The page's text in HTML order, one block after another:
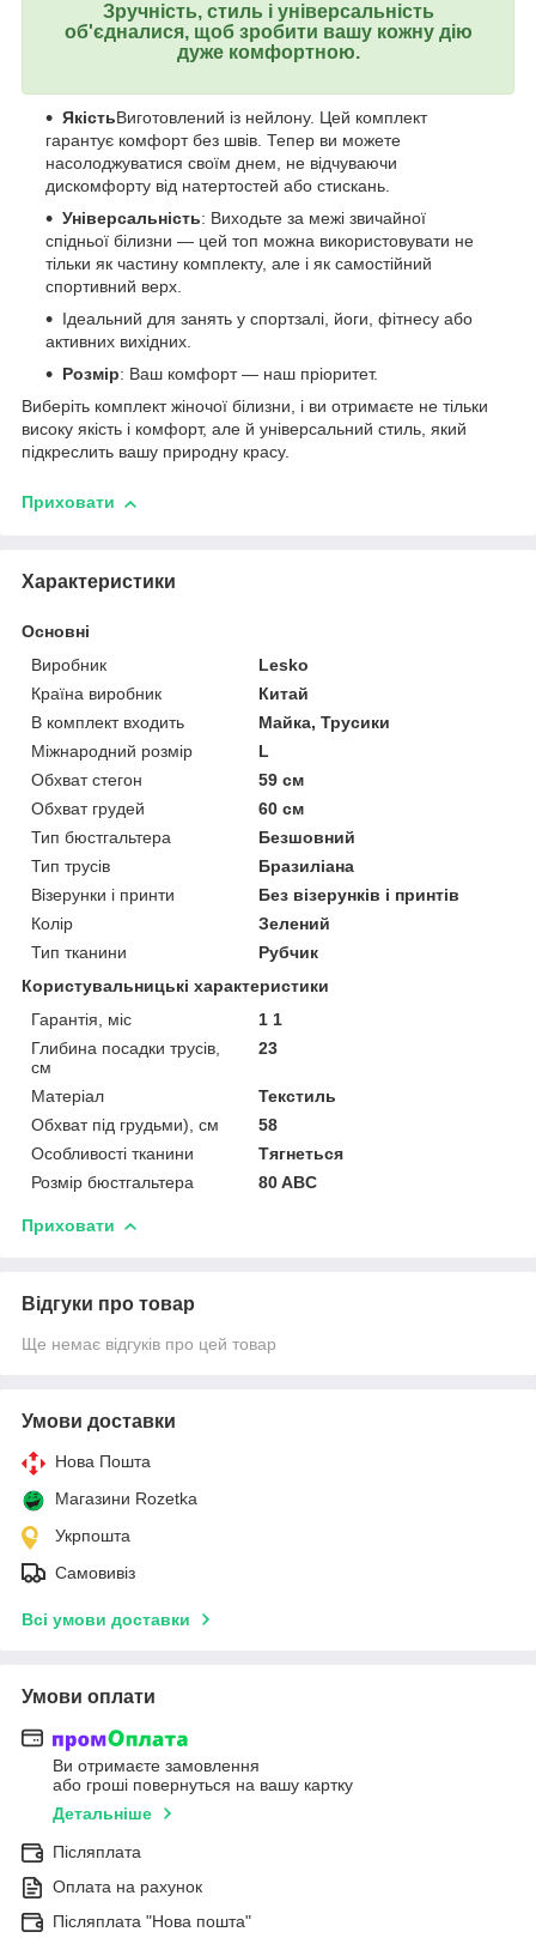
Зручність, стиль і універсальність
об'єдналися, щоб зробити вашу кожну дію
дуже комфортною.
ЯкістьВиготовлений із нейлону. Цей комплект
гарантує комфорт без швів. Тепер ви можете
насолоджуватися своїм днем, не відчуваючи
дискомфорту від натертостей або стискань.
Універсальність: Виходьте за межі звичайної
спідньої білизни — цей топ можна використовувати не
тільки як частину комплекту, але і як самостійний
спортивний верх.
Ідеальний для занять у спортзалі, йоги, фітнесу або
активних вихідних.
Розмір: Ваш комфорт — наш пріоритет.
Виберіть комплект жіночої білизни, і ви отримаєте не тільки
високу якість і комфорт, але й універсальний стиль, який
підкреслить вашу природну красу.
Приховати
Характеристики
Основні
Виробник
Lesko
Країна виробник
Китай
В комплект входить
Майка, Трусики
Міжнародний розмір
L
Обхват стегон
59 см
Обхват грудей
60 см
Тип бюстгальтера
Безшовний
Тип трусів
Бразиліана
Візерунки і принти
Без візерунків і принтів
Колір
Зелений
Тип тканини
Рубчик
Користувальницькі характеристики
Гарантія, міс
1 1
Глибина посадки трусів,
см
23
Матеріал
Текстиль
Обхват під грудьми), см
58
Особливості тканини
Тягнеться
Розмір бюстгальтера
80 ABC
Приховати
Відгуки про товар
Ще немає відгуків про цей товар
Умови доставки
Нова Пошта
Магазини Rozetka
Укрпошта
Самовивіз
Всі умови доставки
Умови оплати
Ви отримаєте замовлення
або гроші повернуться на вашу картку
Детальніше
Післяплата
Оплата на рахунок
Післяплата "Нова пошта"